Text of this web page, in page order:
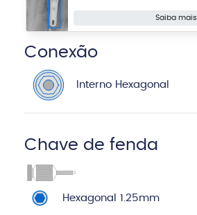
Saiba mais
Conexão
Interno Hexagonal
Chave de fenda
Hexagonal 1.25mm